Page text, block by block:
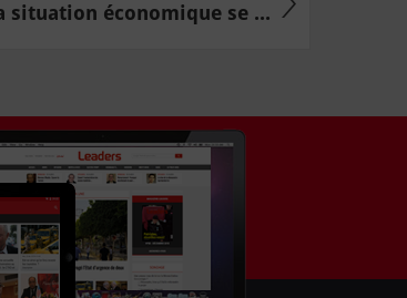
situation économique se ...